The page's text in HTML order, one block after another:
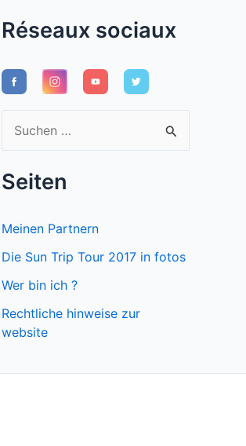
Réseaux sociaux
u
c
e
c
:
Seiten
Meinen Partnern
Die Sun Trip Tour 2017 in fotos
Wer bin ich ?
Rechtliche hinweise zur
website